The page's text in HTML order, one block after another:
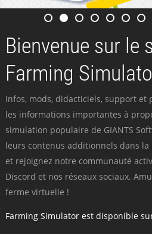
Bienvenue sur le
Farming
Infos, mods, didacticiels, support et
les informations importantes à
simulation populaire de GIANTS
leurs contenus additionnels dans
et rejoignez notre communauté
Discord et nos réseaux sociaux.
ferme virtuelle !
Farming Simulator est disponible